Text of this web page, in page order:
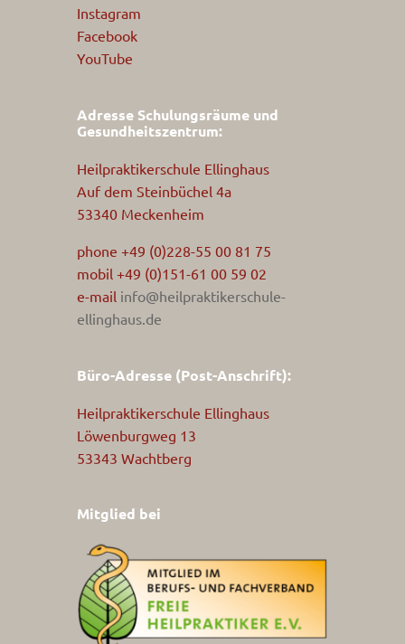
Instagram
Facebook
YouTube
Adresse Schulungsräume und
Gesundheitszentrum:
Heilpraktikerschule Ellinghaus
Auf dem Steinbüchel 4a
53340 Meckenheim
phone +49 (0)228-55 00 81 75
mobil +49 (0)151-61 00 59 02
e-mail info@heilpraktikerschule-
ellinghaus.de
Büro-Adresse (Post-Anschrift):
Heilpraktikerschule Ellinghaus
Löwenburgweg 13
53343 Wachtberg
Mitglied bei